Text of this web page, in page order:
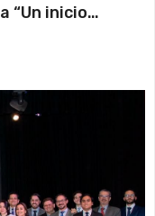
“Un inicio